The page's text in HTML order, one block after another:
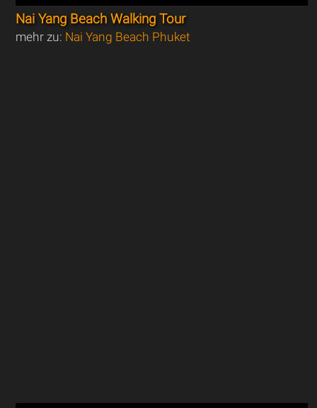
Nai Yang Beach Walking Tour
mehr zu: Nai Yang Beach Phuket